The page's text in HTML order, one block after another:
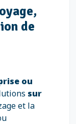
de
ou
sur
et la